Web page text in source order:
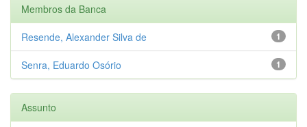
Membros da Banca
1
Resende, Alexander Silva de
1
Senra, Eduardo Osório
Assunto